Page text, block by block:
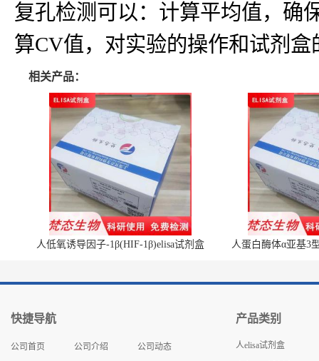
复孔检测可以：计算平均值，确
算CV值，对实验的操作和试剂
相关产品：
人低氧诱导因子-1β(HIF-1β)elisa试剂盒 人蛋白酶体α亚基3
快捷导航
公司首页 公司介绍 公司动态
产品类别
人elisa试剂盒